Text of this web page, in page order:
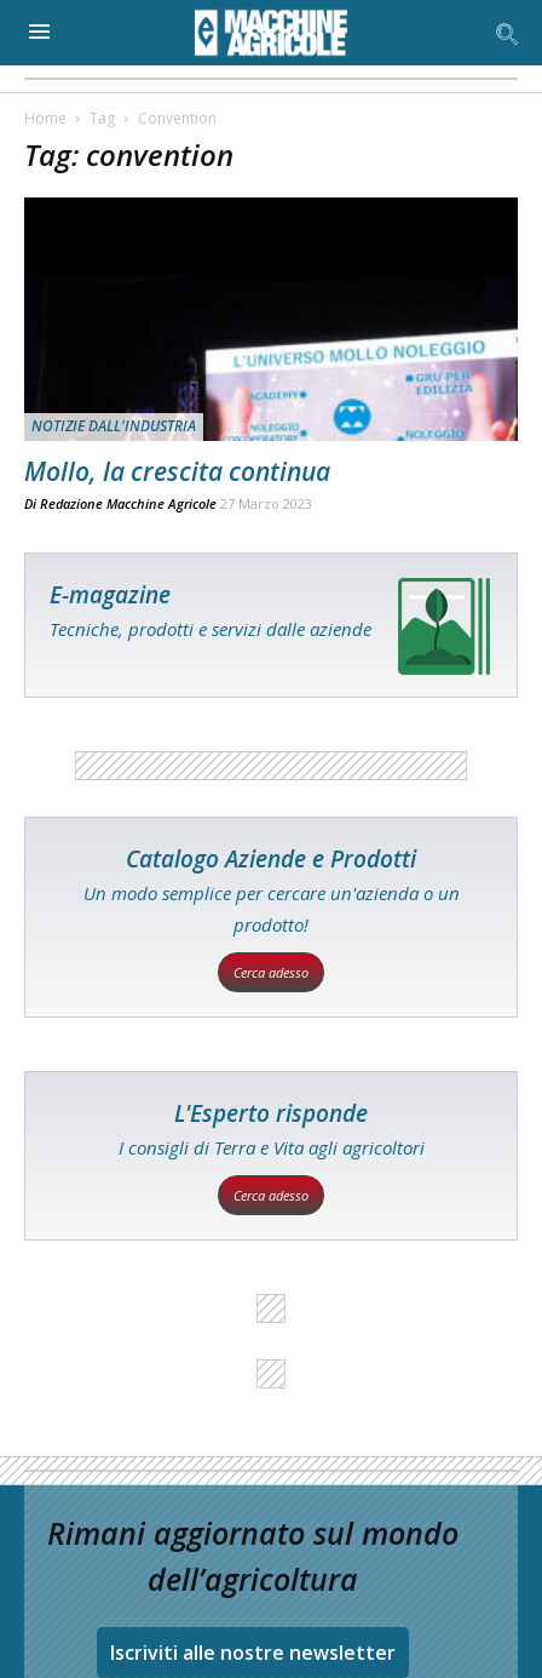
Home Tag Convention
Tag: convention
NOTIZIE DALL'INDUSTRIA
Mollo, la crescita continua
Di Redazione Macchine Agricole 27 Marzo 2023
E-magazine
Tecniche, prodotti e servizi dalle aziende
Catalogo Aziende e Prodotti
Un modo semplice per cercare un'azienda o un
prodotto!
Cerca adesso
L'Esperto risponde
I consigli di Terra e Vita agli agricoltori
Cerca adesso
Rimani aggiornato sul mondo
dell’agricoltura
Iscriviti alle nostre newsletter